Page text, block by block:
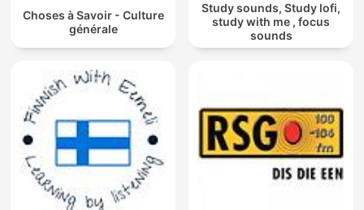
Choses à Savoir - Culture
générale
Study sounds, Study lofi,
study with me , focus
sounds